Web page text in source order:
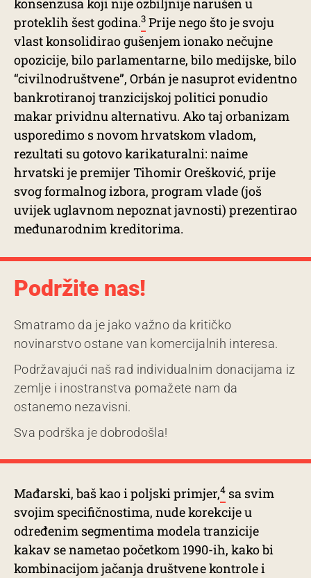
konsenzusa koji nije ozbiljnije narušen u
proteklih šest godina.3 Prije nego što je svoju
vlast konsolidirao gušenjem ionako nečujne
opozicije, bilo parlamentarne, bilo medijske, bilo
“civilnodruštvene”, Orbán je nasuprot evidentno
bankrotiranoj tranzicijskoj politici ponudio
makar prividnu alternativu. Ako taj orbanizam
usporedimo s novom hrvatskom vladom,
rezultati su gotovo karikaturalni: naime
hrvatski je premijer Tihomir Orešković, prije
svog formalnog izbora, program vlade (još
uvijek uglavnom nepoznat javnosti) prezentirao
međunarodnim kreditorima.
Podržite nas!
Smatramo da je jako važno da kritičko
novinarstvo ostane van komercijalnih interesa.
Podržavajući naš rad individualnim donacijama iz
zemlje i inostranstva pomažete nam da
ostanemo nezavisni.
Sva podrška je dobrodošla!
Mađarski, baš kao i poljski primjer,4 sa svim
svojim specifičnostima, nude korekcije u
određenim segmentima modela tranzicije
kakav se nametao početkom 1990-ih, kako bi
kombinacijom jačanja društvene kontrole i